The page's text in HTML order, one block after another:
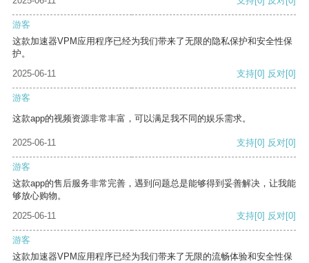
游客
这款加速器VPM应用程序已经为我们带来了无限的隐私保护和安全性保
护。
2025-06-11
支持[0] 反对[0]
游客
这款app的视频资源非常丰富，可以满足我不同的娱乐需求。
2025-06-11 支持[0] 反对[0]
游客
这款app的售后服务非常完善，遇到问题总是能够得到妥善解决，让我能
够放心购物。
2025-06-11
支持[0] 反对[0]
游客
这款加速器VPM应用程序已经为我们带来了无限的流畅体验和安全性保